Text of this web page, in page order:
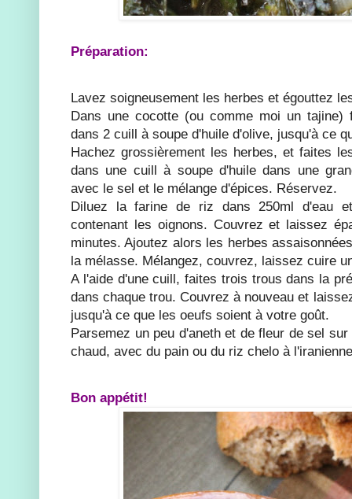
Préparation:
Lavez soigneusement les herbes et égouttez
Dans une cocotte (ou comme moi un tajine)
dans 2 cuill à soupe d'huile d'olive, jusqu'à ce
Hachez grossièrement les herbes, et faites
dans une cuill à soupe d'huile dans une
avec le sel et le mélange d'épices. Réservez.
Diluez la farine de riz dans 250ml d'eau
contenant les oignons. Couvrez et laissez
minutes. Ajoutez alors les herbes
la mélasse. Mélangez, couvrez, laissez cuire
A l'aide d'une cuill, faites trois trous dans la
dans chaque trou. Couvrez à nouveau et
jusqu'à ce que les oeufs soient à votre goût.
Parsemez un peu d'aneth et de fleur de sel
chaud, avec du pain ou du riz chelo à
Bon appétit!